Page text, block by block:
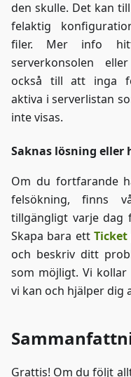
den skulle. Det kan
felaktig
filer. Mer info
serverkonsolen
också till att inga
aktiva i serverlistan
inte visas.
Saknas lösning eller
Om du fortfarande
felsökning, finns
tillgängligt varje dag
Skapa bara ett Ticket
och beskriv ditt
som möjligt. Vi
vi kan och hjälper dig
Grattis! Om du följt